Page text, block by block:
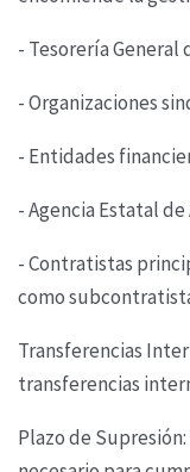
- Tesorería General
- Organizaciones
- Entidades
- Agencia Estatal
- Contratistas
como
Transferencias
transferencias
Plazo de